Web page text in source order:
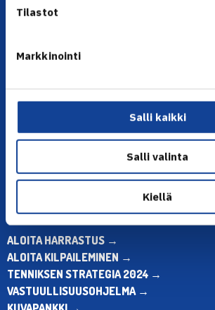
Tilastot
Markkinointi
Salli kaikki
Salli valinta
Kiellä
Olympiastadion, Paavo Nurmen tie 1,
Toimiston puhelinajat:
sähköpostitse: toimisto@tennis.fi
KAIKKI YHTEYSTIEDOT →
ALOITA HARRASTUS →
ALOITA KILPAILEMINEN →
TENNIKSEN STRATEGIA 2024 →
VASTUULLISUUSOHJELMA →